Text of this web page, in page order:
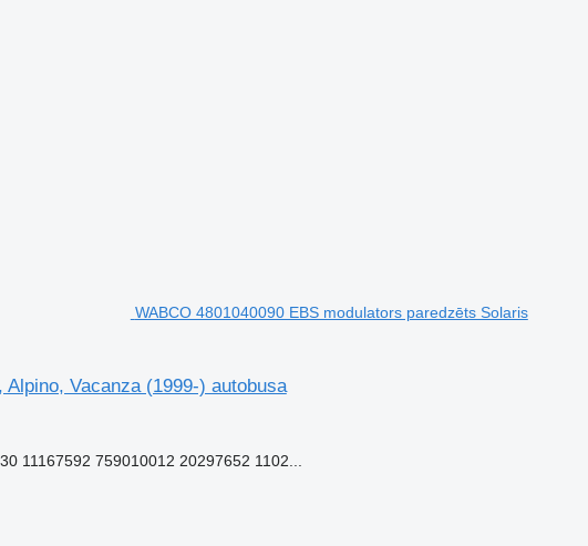
WABCO 4801040090 EBS modulators paredzēts Solaris
Vacanza (1999-) autobusa
11167592 759010012 20297652 1102...